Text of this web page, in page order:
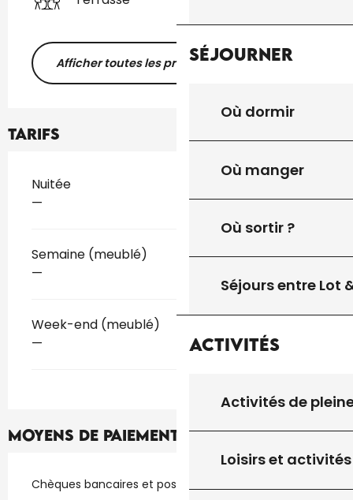
Séjourner
Où dormir
Où manger
Où sortir ?
Séjours entre Lot
Activités
Activités de
Loisirs et activités
Afficher toutes les prestations
Tarifs
Tarifs 2026
Nuitée
—
Semaine (meublé)
—
Week-end (meublé)
—
Moyens de paiement
Chèques bancaires et postaux